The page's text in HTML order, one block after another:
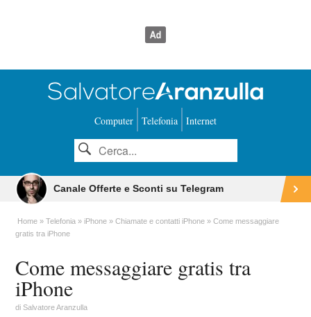
Computer Telefonia Internet
Canale Offerte e Sconti su Telegram
Home Telefonia iPhone Chiamate e contatti iPhone
Come messaggiare
gratis tra iPhone
Come messaggiare gratis tra
iPhone
diSalvatore Aranzulla